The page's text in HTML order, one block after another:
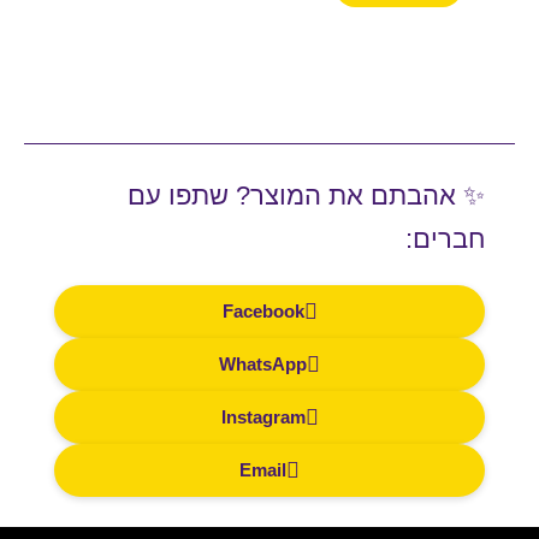
✨ אהבתם את המוצר? שתפו עם
חברים:
Facebook
WhatsApp
Instagram
Email